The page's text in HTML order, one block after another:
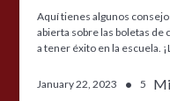
Aquí tienes algunos
abierta sobre las boletas de
a tener éxito en la escuela.
January 22, 2023 • 5